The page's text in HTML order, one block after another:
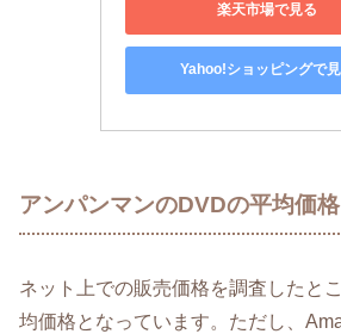
楽天市場で見る
Yahoo!ショッピングで
アンパンマンのDVDの平均価格
ネット上での販売価格を調査したと
均価格となっています。ただし、